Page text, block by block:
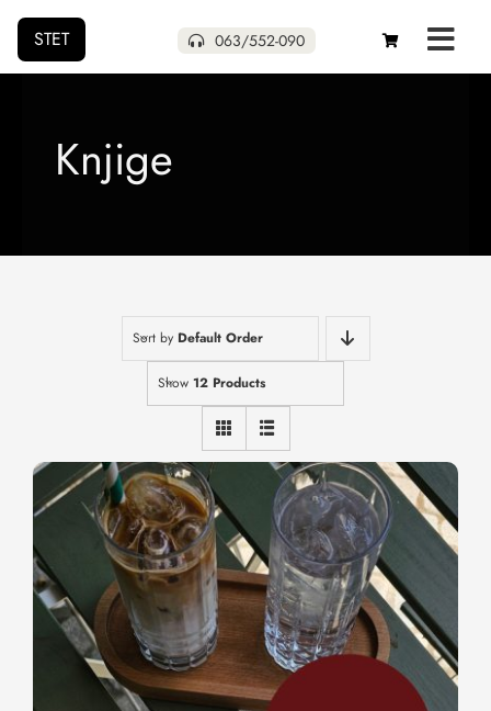
STET
Naša izdanja
Kontakt
063/552-090
Knjige
Sort by Default Order
Show 12 Products